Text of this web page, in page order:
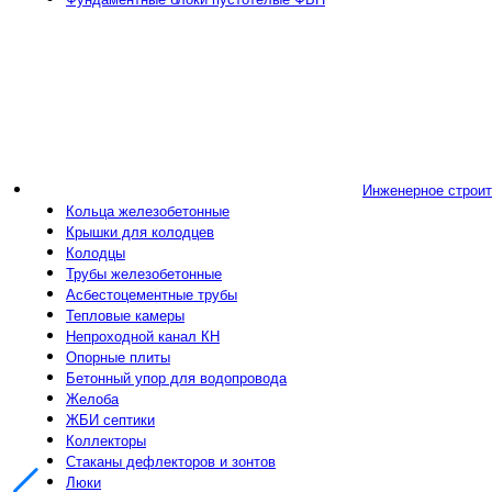
Инженерное
Кольца железобетонные
Крышки для колодцев
Колодцы
Трубы железобетонные
Асбестоцементные трубы
Тепловые камеры
Непроходной канал КН
Опорные плиты
Бетонный упор для водопровода
Желоба
ЖБИ септики
Коллекторы
Стаканы дефлекторов и зонтов
Люки